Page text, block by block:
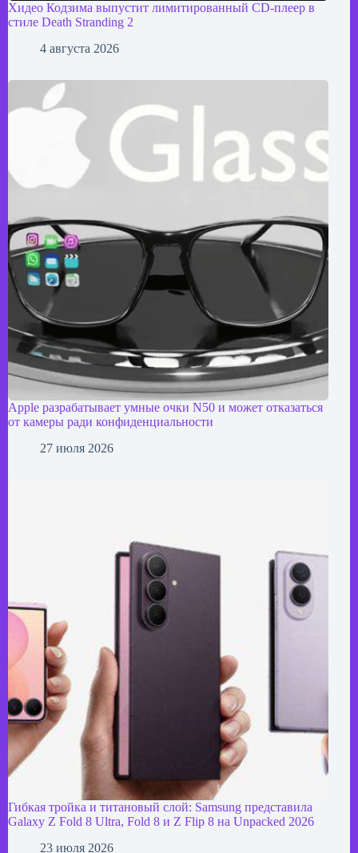
Хидео Кодзима выпустит лимитированный CD-плеер в
стиле Death Stranding 2
4 августа 2026
Apple разрабатывает умные очки N50 и может отказаться
от камеры ради конфиденциальности
27 июля 2026
Гибкая тройка и титановый слой: Samsung представила
Galaxy Z Fold 8 Ultra, Fold 8 и Z Flip 8 на Unpacked 2026
23 июля 2026